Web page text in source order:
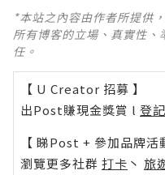
*本站之內容由作者所提供
所有博客的立場、真實性
任。
【 U Creator 招募 】
出Post賺現金獎賞 l 登
【 睇Post + 參加品牌活
瀏覽更多社群 打卡 丶 旅